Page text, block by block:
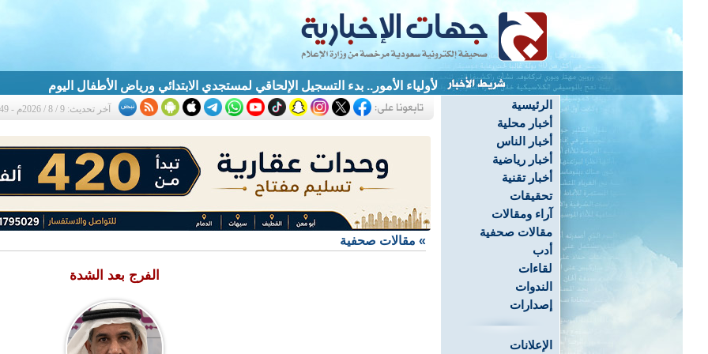
لأولياء الأمور.. بدء التسجيل الإلحاقي لمستجدي الابتدائي ورياض الأطفال اليوم
الرئيسية
أخبار محلية
أخبار الناس
أخبار رياضية
أخبار تقنية
تحقيقات
آراء ومقالات
مقالات صحفية
أدب
لقاءات
الندوات
إصدارات
الإعلانات
آخر تحديث: 9 / 8 / 2026م - 10:49 ص
» مقالات صحفية
الفرج بعد الشدة